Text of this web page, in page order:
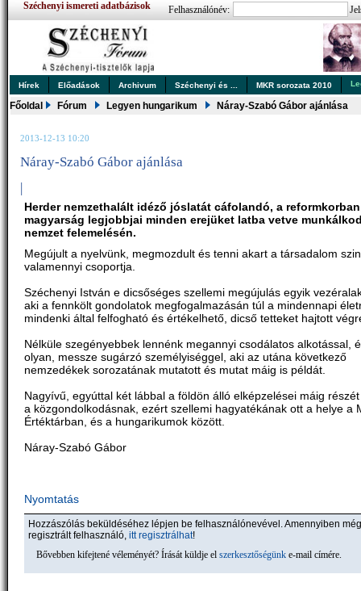
Széchenyi ismereti adatbázisok Felhasználónév:
Hírek Előadások Archivum Széchenyi és ... MKR sorozata 2010
Főoldal Fórum Legyen hungarikum Náray-Szabó Gábor ajánlása
2013-12-13 10:20
Náray-Szabó Gábor ajánlása
|
Herder nemzethalált idéző jóslatát cáfolandó, a
magyarság legjobbjai minden erejüket latba vetve
nemzet felemelésén.
Megújult a nyelvünk, megmozdult és tenni akart a társadalom
valamennyi csoportja.
Széchenyi István e dicsőséges szellemi megújulás egyik
aki a fennkölt gondolatok megfogalmazásán túl a mindennapi
mindenki által felfogható és értékelhető, dicső tetteket hajtott
Nélküle szegényebbek lennénk megannyi csodálatos alkotással,
olyan, messze sugárzó személyiséggel, aki az utána következő
nemzedékek sorozatának mutatott és mutat máig is példát.
Nagyívű, egyúttal két lábbal a földön álló elképzelései máig
a közgondolkodásnak, ezért szellemi hagyatékának ott a helye a
Értéktárban, és a hungarikumok között.
Náray-Szabó Gábor
Nyomtatás
Hozzászólás beküldéséhez lépjen be felhasználónevével. Amennyiben
regisztrált felhasználó, itt regisztrálhat!
Bővebben kifejtené véleményét? Írását küldje el szerkesztőségünk e-mail címére.